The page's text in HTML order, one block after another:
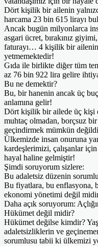
Dört kişilik bir ailenin
harcama 23 bin 615 lirayı
Ancak bugün milyonlarca
asgari ücret, bırakınız giyimi,
faturayı… 4 kişilik bir ailenin
yetmemektedir!
Gıda ile birlikte diğer tüm
az 76 bin 922 lira gelire
Bu ne demektir?
Bu, bir hanenin ancak üç
anlamına gelir!
Dört kişilik bir ailede üç kişi
muhtaç olmadan, borçsuz
geçindirmek mümkün
Ülkemizde insan onuruna
kardeşlerimizi, çalışanlar
hayal haline gelmiştir!
Şimdi soruyorum sizlere:
Bu adaletsiz düzenin
Bu fiyatlara, bu enflasyona,
ekonomi yönetimi değil
Daha açık soruyorum:
Hükümet değil midir?
Hükümet değilse kimdir?
adaletsizliklerin ve
sorumlusu tabii ki ülkemizi